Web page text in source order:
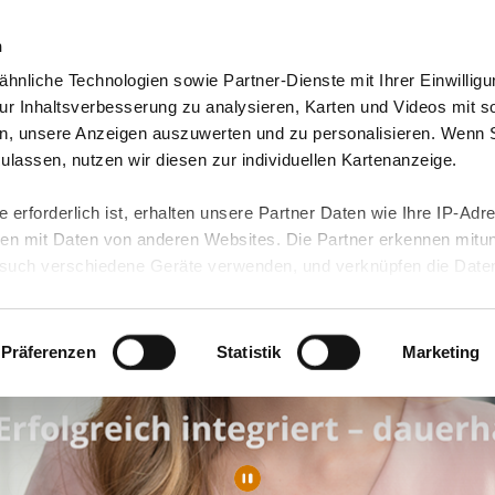
Technologien sowie Partner-Dienste mit Ihrer
Inhaltsverbesserung zu analysieren, Karten und Videos mit
unsere Anzeigen auszuwerten und zu personalisieren. Wenn
nutzen wir diesen zur individuellen Kartenanzeige.
erforderlich ist, erhalten unsere Partner Daten wie Ihre IP-
mit Daten von anderen Websites. Die Partner erkennen
verschiedene Geräte verwenden, und verknüpfen die Daten
ist kein der EU gleichwertiges Datenschutzniveau
Daten führen kann.
unserenDatenschutzhinweisenund in unsererCookie-
Funktionen für diese Zwecke aktiviert sind, müssen Sie
können mittels nachfolgender Buttons über Ihre Einwilligung für
erteilte Einwilligung stets für die Zukunft widerrufen. Bitte
Präferenzen Statistik Marketing
& Angebote Presse & Themen Jobs & Karriere